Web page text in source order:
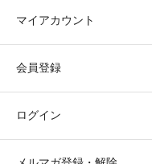
マイアカウント
会員登録
ログイン